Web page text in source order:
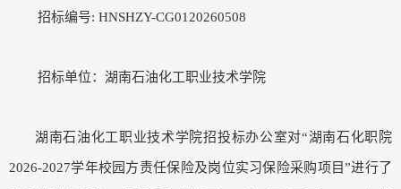
招标编号: HNSHZY-CG0120260508
招标单位：湖南石油化工职业技术学院
湖南石油化工职业技术学院招投标办公室对“湖南石化职院
2026-2027学年校园方责任保险及岗位实习保险采购项目”进行了